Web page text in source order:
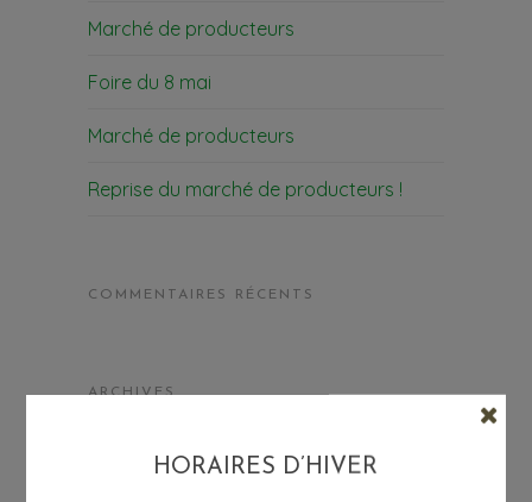
Marché de producteurs
Foire du 8 mai
Marché de producteurs
Reprise du marché de producteurs !
COMMENTAIRES RÉCENTS
ARCHIVES
HORAIRES D’HIVER